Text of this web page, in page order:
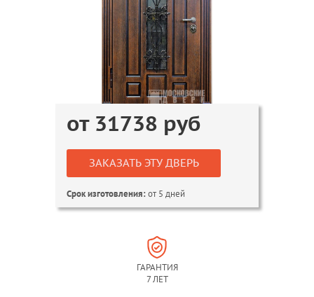
от 31738 руб
ЗАКАЗАТЬ ЭТУ ДВЕРЬ
Срок изготовления:от 5 дней
ГАРАНТИЯ
7 ЛЕТ